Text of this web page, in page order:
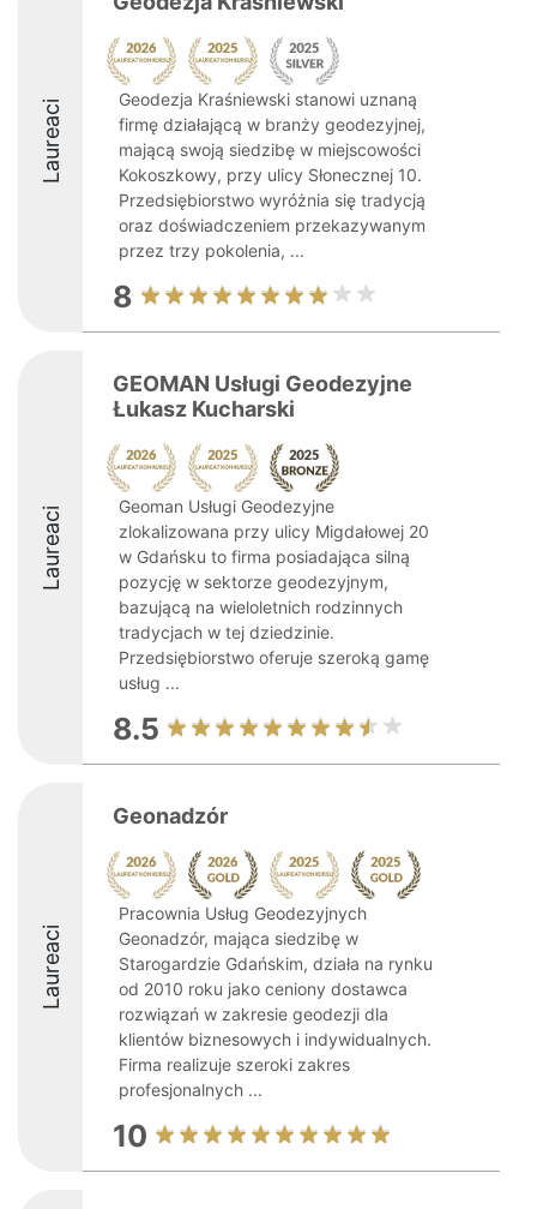
Laureaci
Geodezja Kraśniewski stanowi uznaną
firmę działającą w branży geodezyjnej,
mającą swoją siedzibę w miejscowości
Kokoszkowy, przy ulicy Słonecznej 10.
Przedsiębiorstwo wyróżnia się tradycją
oraz doświadczeniem przekazywanym
przez trzy pokolenia, ...
8
Laureaci
GEOMAN Usługi Geodezyjne
Łukasz Kucharski
Geoman Usługi Geodezyjne
zlokalizowana przy ulicy Migdałowej 20
w Gdańsku to firma posiadająca silną
pozycję w sektorze geodezyjnym,
bazującą na wieloletnich rodzinnych
tradycjach w tej dziedzinie.
Przedsiębiorstwo oferuje szeroką gamę
usług ...
8.5
Laureaci
Geonadzór
Pracownia Usług Geodezyjnych
Geonadzór, mająca siedzibę w
Starogardzie Gdańskim, działa na rynku
od 2010 roku jako ceniony dostawca
rozwiązań w zakresie geodezji dla
klientów biznesowych i indywidualnych.
Firma realizuje szeroki zakres
profesjonalnych ...
10